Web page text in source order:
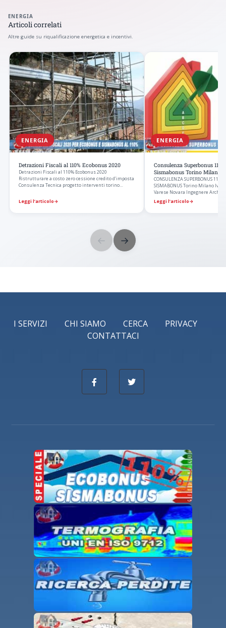
ENERGIA
Articoli correlati
Altre guide su riqualificazione energetica e incentivi.
ENERGIA
Detrazioni Fiscali al 110% Ecobonus 2020
Detrazioni Fiscali al 110% Ecobonus 2020
Ristrutturare a costo zero cessione credito d’imposta
Consulenza Tecnica progetto interventi torino
Leggi l’articolo→
ENERGIA
Consulenza Superbonus
Sismabonus Torino Milano
CONSULENZA SUPERBONUS 110%
SISMABONUS Torino Milano
Varese Novara Ingegnere
detrazioni
Leggi l’articolo→
← →
I SERVIZI CHI SIAMO CERCA
PRIVACY
CONTATTACI